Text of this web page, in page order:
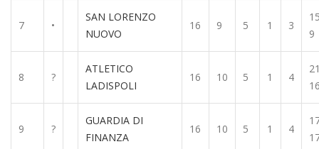
7 •
SAN LORENZO
NUOVO
16 9 5 1 3
9
8 ?
ATLETICO
LADISPOLI
16 10 5 1 4
9 ?
GUARDIA DI
FINANZA
16 10 5 1 4